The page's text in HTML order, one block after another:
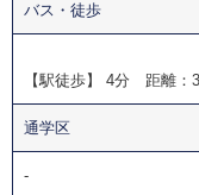
バス・徒歩
【駅徒歩】 4分 距離：
通学区
-